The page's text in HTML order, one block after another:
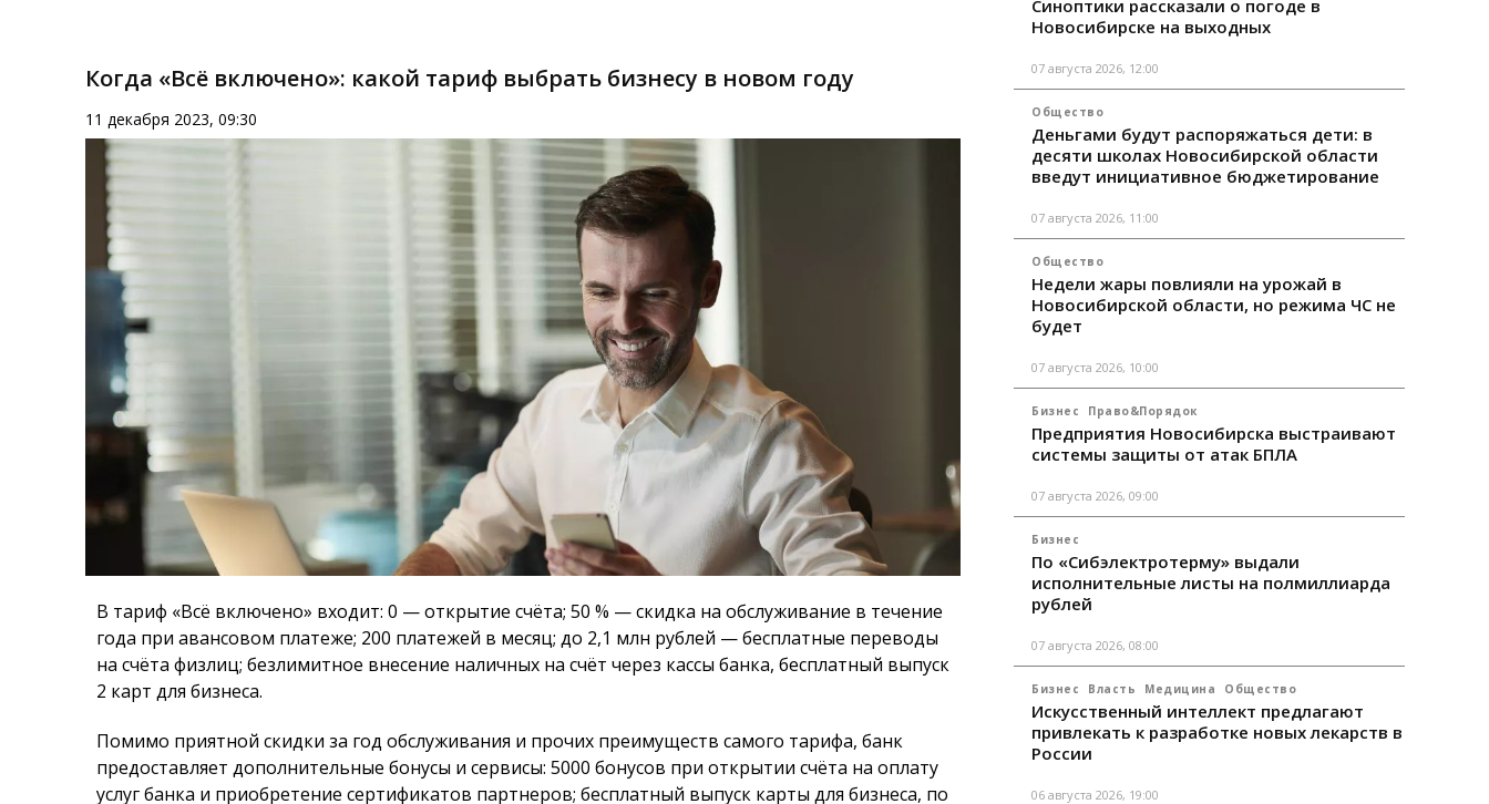
Когда «Всё включено»: какой тариф выбрать бизнесу в новом году
11 декабря 2023, 09:30
В тариф «Всё включено» входит: 0 — открытие счёта; 50 % — скидка на обслуживание в течение
года при авансовом платеже; 200 платежей в месяц; до 2,1 млн рублей — бесплатные переводы
на счёта физлиц; безлимитное внесение наличных на счёт через кассы банка, бесплатный выпуск
2 карт для бизнеса.
Помимо приятной скидки за год обслуживания и прочих преимуществ самого тарифа, банк
предоставляет дополнительные бонусы и сервисы: 5000 бонусов при открытии счёта на оплату
услуг банка и приобретение сертификатов партнеров; бесплатный выпуск карты для бизнеса, по
Синоптики рассказали о погоде в
Новосибирске на выходных
07 августа 2026, 12:00
Общество
Деньгами будут распоряжаться дети: в
десяти школах Новосибирской области
введут инициативное бюджетирование
07 августа 2026, 11:00
Общество
Недели жары повлияли на урожай в
Новосибирской области, но режима ЧС не
будет
07 августа 2026, 10:00
Бизнес Право&Порядок
Предприятия Новосибирска выстраивают
системы защиты от атак БПЛА
07 августа 2026, 09:00
Бизнес
По «Сибэлектротерму» выдали
исполнительные листы на полмиллиарда
рублей
07 августа 2026, 08:00
Бизнес Власть Медицина Общество
Искусственный интеллект предлагают
привлекать к разработке новых лекарств в
России
06 августа 2026, 19:00